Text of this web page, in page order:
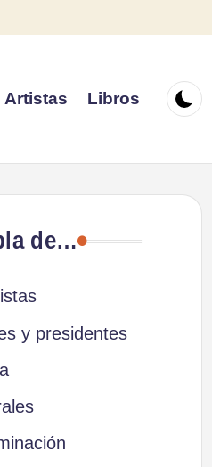
Artistas Libros
de…
y presidentes